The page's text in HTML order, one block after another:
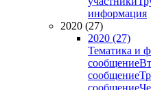
информация
2020 (27)
2020 (27)
Тематика и
сообщение
сообщение
сообщение